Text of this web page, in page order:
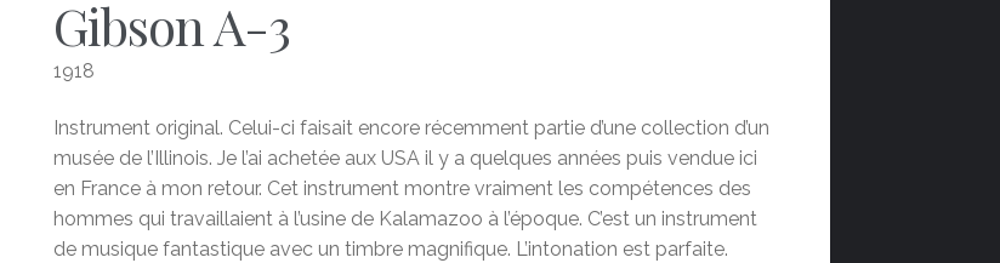
Gibson A-3
1918
Instrument original. Celui-ci faisait encore récemment partie d’une collection d’un
musée de l’Illinois. Je l’ai achetée aux USA il y a quelques années puis vendue ici
en France à mon retour. Cet instrument montre vraiment les compétences des
hommes qui travaillaient à l’usine de Kalamazoo à l’époque. C’est un instrument
de musique fantastique avec un timbre magnifique. L’intonation est parfaite.